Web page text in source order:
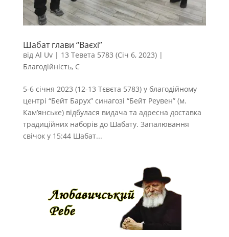
Шабат глави “Ваєхі”
від Al Uv| 13 Тевета 5783 (Січ 6, 2023)|
Благодійність, С
5-6 січня 2023 (12-13 Тєвєта 5783) у благодійному
центрі “Бейт Барух” синагозі “Бейт Реувен” (м.
Кам’янське) відбулася видача та адресна доставка
традиційних наборів до Шабату. Запалювання
свічок у 15:44 Шабат...